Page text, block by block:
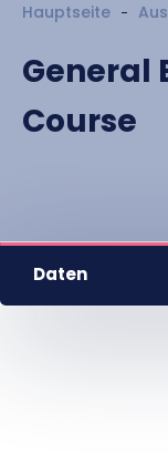
Ausbildung
Mitarbeiter
Hauptseite
General
Course
Daten